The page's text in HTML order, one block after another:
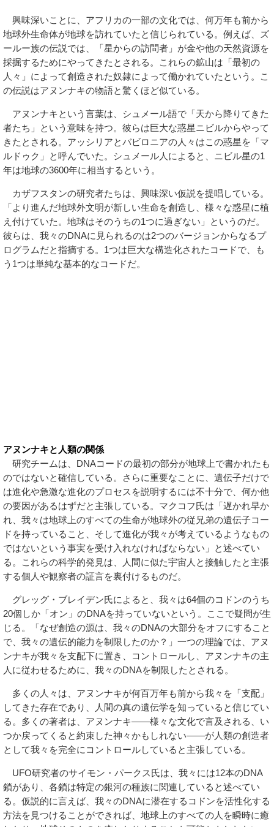
興味深いことに、アフリカの一部の文化では、何万年も前から
地球外生命体が地球を訪れていたと信じられている。例えば、ズ
ールー族の伝説では、「星からの訪問者」が金や他の天然資源を
採掘するためにやってきたとされる。これらの鉱山は「最初の
人々」によって創造された奴隷によって働かれていたという。こ
の伝説はアヌンナキの物語と驚くほど似ている。
アヌンナキという言葉は、シュメール語で「天から降りてきた
者たち」という意味を持つ。彼らは巨大な惑星ニビルからやって
きたとされる。アッシリアとバビロニアの人々はこの惑星を「マ
ルドゥク」と呼んでいた。シュメール人によると、ニビル星の1
年は地球の3600年に相当するという。
カザフスタンの研究者たちは、興味深い仮説を提唱している。
「より進んだ地球外文明が新しい生命を創造し、様々な惑星に植
え付けていた。地球はそのうちの1つに過ぎない」というのだ。
彼らは、我々のDNAに見られるのは2つのバージョンからなるプ
ログラムだと指摘する。1つは巨大な構造化されたコードで、も
う1つは単純な基本的なコードだ。
アヌンナキと人類の関係
研究チームは、DNAコードの最初の部分が地球上で書かれたも
のではないと確信している。さらに重要なことに、遺伝子だけで
は進化や急激な進化のプロセスを説明するには不十分で、何か他
の要因があるはずだと主張している。マクコフ氏は「遅かれ早か
れ、我々は地球上のすべての生命が地球外の従兄弟の遺伝子コー
ドを持っていること、そして進化が我々が考えているようなもの
ではないという事実を受け入れなければならない」と述べてい
る。これらの科学的発見は、人間に似た宇宙人と接触したと主張
する個人や観察者の証言を裏付けるものだ。
グレッグ・ブレイデン氏によると、我々は64個のコドンのうち
20個しか「オン」のDNAを持っていないという。ここで疑問が生
じる。「なぜ創造の源は、我々のDNAの大部分をオフにすること
で、我々の遺伝的能力を制限したのか？」一つの理論では、アヌ
ンナキが我々を支配下に置き、コントロールし、アヌンナキの主
人に従わせるために、我々のDNAを制限したとされる。
多くの人々は、アヌンナキが何百万年も前から我々を「支配」
してきた存在であり、人間の真の遺伝学を知っていると信じてい
る。多くの著者は、アヌンナキ――様々な文化で言及される、い
つか戻ってくると約束した神々かもしれない――が人類の創造者
として我々を完全にコントロールしていると主張している。
UFO研究者のサイモン・パークス氏は、我々には12本のDNA
鎖があり、各鎖は特定の銀河の種族に関連していると述べてい
る。仮説的に言えば、我々のDNAに潜在するコドンを活性化する
方法を見つけることができれば、地球上のすべての人を瞬時に癒